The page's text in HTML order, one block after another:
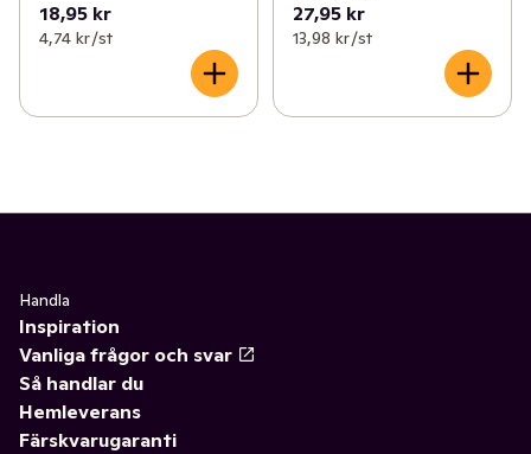
18,95 kr
4,74 kr /st
27,95 kr
13,98 kr /st
Handla
Inspiration
Vanliga frågor och svar
Så handlar du
Hemleverans
Färskvarugaranti